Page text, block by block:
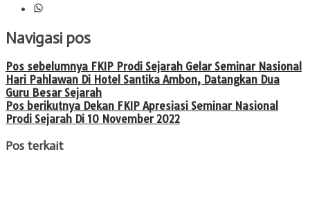
Navigasi pos
Pos sebelumnya FKIP Prodi Sejarah Gelar Seminar Nasional
Hari Pahlawan Di Hotel Santika Ambon, Datangkan Dua
Guru Besar Sejarah
Pos berikutnya Dekan FKIP Apresiasi Seminar Nasional
Prodi Sejarah Di 10 November 2022
Pos terkait